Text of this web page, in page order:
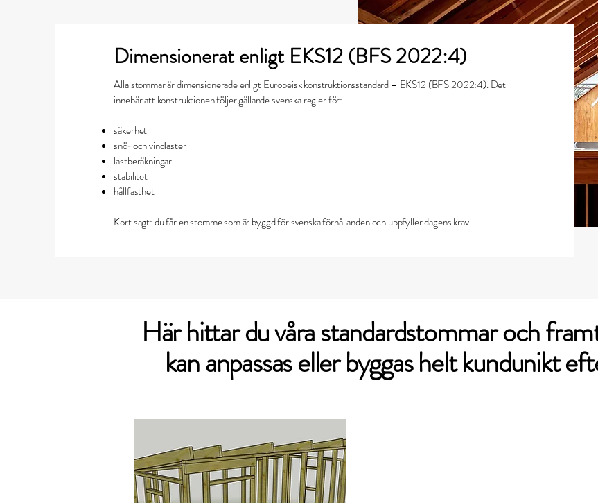
Dimensionerat enligt EKS12 (BFS 2022:4)
Alla stommar är dimensionerade enligt Europeisk konstruktionsstandard – EKS12 (BFS 2022:4). Det
innebär att konstruktionen följer gällande svenska regler för:
säkerhet
snö‑ och vindlaster
lastberäkningar
stabilitet
hållfasthet
Kort sagt: du får en stomme som är byggd för svenska förhållanden och uppfyller dagens krav.
Här hittar du våra standardstommar och
kan anpassas eller byggas helt kundunikt